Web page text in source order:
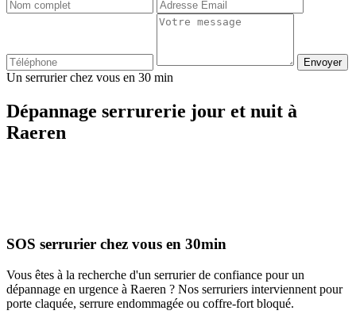
Envoyer
Un serrurier chez vous en 30 min
Dépannage serrurerie jour et nuit à
Raeren
SOS serrurier chez vous en 30min
Vous êtes à la recherche d'un serrurier de confiance pour un
dépannage en urgence à Raeren ? Nos serruriers interviennent pour
porte claquée, serrure endommagée ou coffre-fort bloqué.